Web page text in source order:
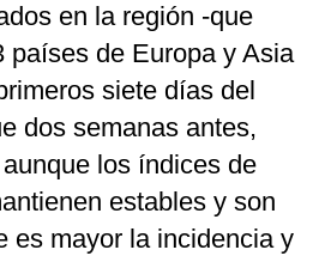
en la región -que
países de Europa y Asia
siete días del
dos semanas antes,
los índices de
estables y son
es mayor la incidencia y